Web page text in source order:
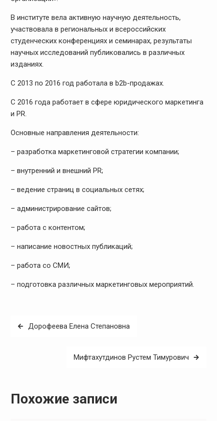
В институте вела активную научную деятельность,
участвовала в региональных и всероссийских
студенческих конференциях и семинарах, результаты
научных исследований публиковались в различных
изданиях.
С 2013 по 2016 год работала в b2b-продажах.
С 2016 года работает в сфере юридического маркетинга
и PR.
Основные направления деятельности:
– разработка маркетинговой стратегии компании;
– внутренний и внешний PR;
– ведение страниц в социальных сетях;
– администрирование сайтов;
– работа с контентом;
– написание новостных публикаций;
– работа со СМИ;
– подготовка различных маркетинговых мероприятий.
Навигация
Дорофеева Елена Степановна
Мифтахутдинов Рустем Тимурович
Похожие записи